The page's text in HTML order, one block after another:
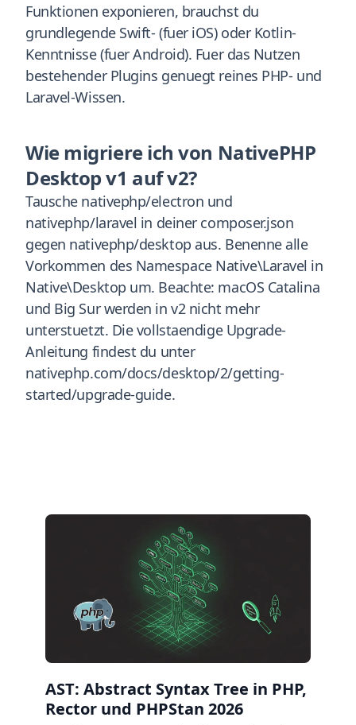
Funktionen exponieren, brauchst du
grundlegende Swift- (fuer iOS) oder Kotlin-
Kenntnisse (fuer Android). Fuer das Nutzen
bestehender Plugins genuegt reines PHP- und
Laravel-Wissen.
Wie migriere ich von NativePHP
Desktop v1 auf v2?
Tausche nativephp/electron und
nativephp/laravel in deiner composer.json
gegen nativephp/desktop aus. Benenne alle
Vorkommen des Namespace Native\Laravel in
Native\Desktop um. Beachte: macOS Catalina
und Big Sur werden in v2 nicht mehr
unterstuetzt. Die vollstaendige Upgrade-
Anleitung findest du unter
nativephp.com/docs/desktop/2/getting-
started/upgrade-guide.
AST: Abstract Syntax Tree in PHP,
Rector und PHPStan 2026